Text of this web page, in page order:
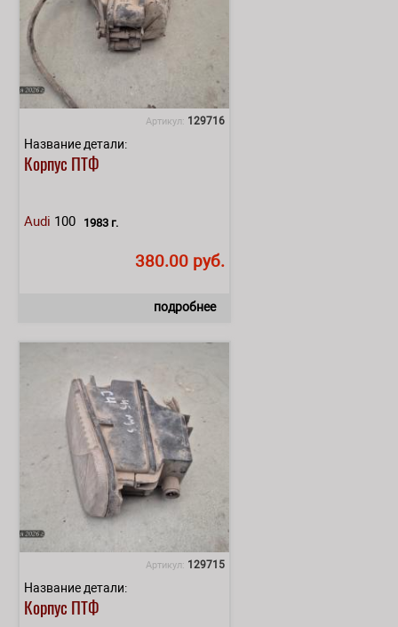
Артикул: 129716
Название детали:
Корпус ПТФ
Audi 100 1983 г.
380.00 руб.
подробнее
Артикул: 129715
Название детали:
Корпус ПТФ